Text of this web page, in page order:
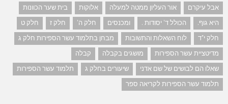
אבל עיקרם אור העליון ממטה למעלה אלוקות
בית שער הכוונות
היא גוף.
הכולל ד' יסודות . ומכנסים חלק ה' חלק ז
חלק ט
חלק י"ד
לוח השאלות והתשובות
מבחן בתלמוד עשר הספירות חלק ג
מדיטציית עשר הספירות
מושגים בקבלה
קבלה
שאלו הם לבושים של שם אדני
שיעורים בחלק ג
תלמוד עשר הספירות
תלמוד עשר הספירות לקריאה ספר